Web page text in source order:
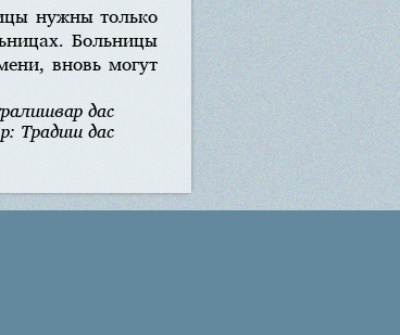
нужны только
Больницы
вновь могут
дас
Традиш дас